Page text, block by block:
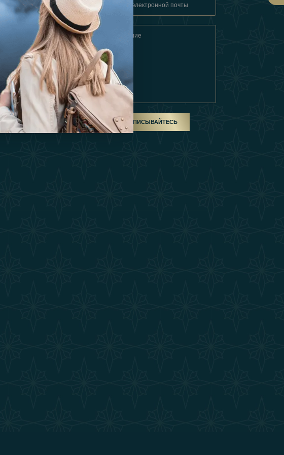
Файлов Cookie
Положения И Условия
Станьте Партнером
Our Team
ПОДПИСЫВАЙТЕСЬ